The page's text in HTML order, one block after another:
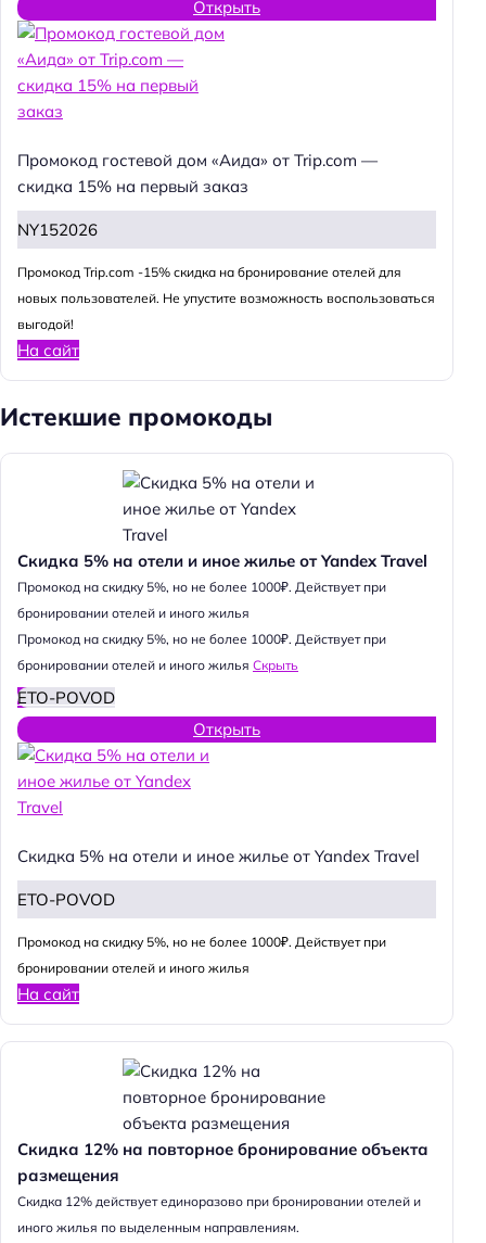
Открыть
Промокод гостевой дом «Аида» от Trip.com —
скидка 15% на первый заказ
NY152026
Промокод Trip.com -15% скидка на бронирование отелей для
новых пользователей. Не упустите возможность воспользоваться
выгодой!
На сайт
Истекшие промокоды
Скидка 5% на отели и иное жилье от Yandex Travel
Промокод на скидку 5%, но не более 1000₽. Действует при
бронировании отелей и иного жилья
Промокод на скидку 5%, но не более 1000₽. Действует при
бронировании отелей и иного жилья Скрыть
ETO-POVOD
Открыть
Скидка 5% на отели и иное жилье от Yandex Travel
ETO-POVOD
Промокод на скидку 5%, но не более 1000₽. Действует при
бронировании отелей и иного жилья
На сайт
Скидка 12% на повторное бронирование объекта
размещения
Cкидка 12% действует единоразово при бронировании отелей и
иного жилья по выделенным направлениям.